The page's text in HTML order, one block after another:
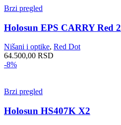
Brzi pregled
Holosun EPS CARRY Red 2
Nišani i optike, Red Dot
64.500,00 RSD
-8%
Brzi pregled
Holosun HS407K X2